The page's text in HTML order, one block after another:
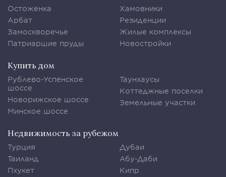
Остоженка
Арбат
Замоскворечье
Патриаршие пруды
Хамовники
Резиденции
Жилые комплексы
Новостройки
Купить дом
Рублево-Успенское
шоссе
Новорижское шоссе
Минское шоссе
Таунхаусы
Коттеджные поселки
Земельные участки
Недвижимость за рубежом
Турция
Таиланд
Пхукет
Дубаи
Абу-Даби
Кипр